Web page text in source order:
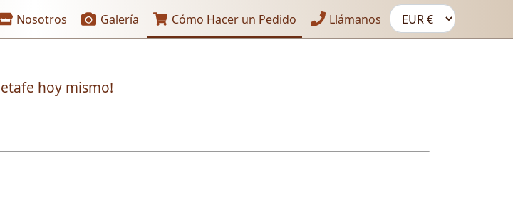
Nosotros Galería Cómo Hacer un Pedido Llámanos
hoy mismo!